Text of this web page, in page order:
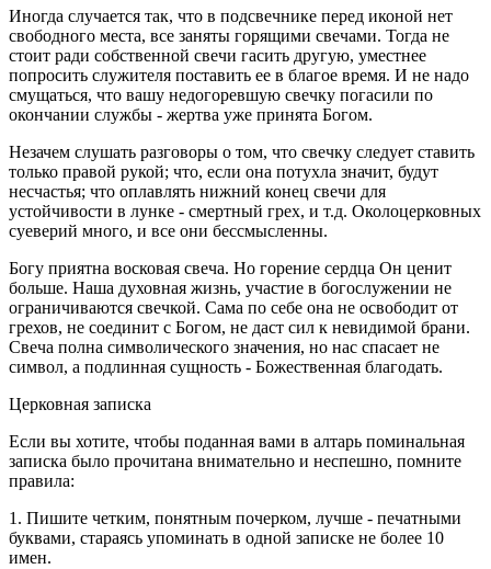
Иногда случается так, что в подсвечнике перед иконой нет
свободного места, все заняты горящими свечами. Тогда не
стоит ради собственной свечи гасить другую, уместнее
попросить служителя поставить ее в благое время. И не надо
смущаться, что вашу недогоревшую свечку погасили по
окончании службы - жертва уже принята Богом.
Незачем слушать разговоры о том, что свечку следует ставить
только правой рукой; что, если она потухла значит, будут
несчастья; что оплавлять нижний конец свечи для
устойчивости в лунке - смертный грех, и т.д. Околоцерковных
суеверий много, и все они бессмысленны.
Богу приятна восковая свеча. Но горение сердца Он ценит
больше. Наша духовная жизнь, участие в богослужении не
ограничиваются свечкой. Сама по себе она не освободит от
грехов, не соединит с Богом, не даст сил к невидимой брани.
Свеча полна символического значения, но нас спасает не
символ, а подлинная сущность - Божественная благодать.
Церковная записка
Если вы хотите, чтобы поданная вами в алтарь поминальная
записка было прочитана внимательно и неспешно, помните
правила:
1. Пишите четким, понятным почерком, лучше - печатными
буквами, стараясь упоминать в одной записке не более 10
имен.